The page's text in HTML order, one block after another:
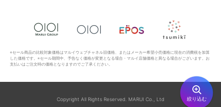
※セール商品の比較対象価格はマルイウェブチャネル旧価格、またはメーカー希望小売価格に現在の消費税を加算
した価格です。※セール期間中、予告なく価格が変更となる場合・マルイ店舗価格と異なる場合がございます。お
支払いはご注文時の価格となりますのでご了承ください。
Copyright All Rights Reserved. MARUI Co., Ltd 絞り込む